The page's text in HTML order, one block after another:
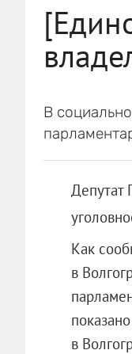
В
Депутат
Как
в
в